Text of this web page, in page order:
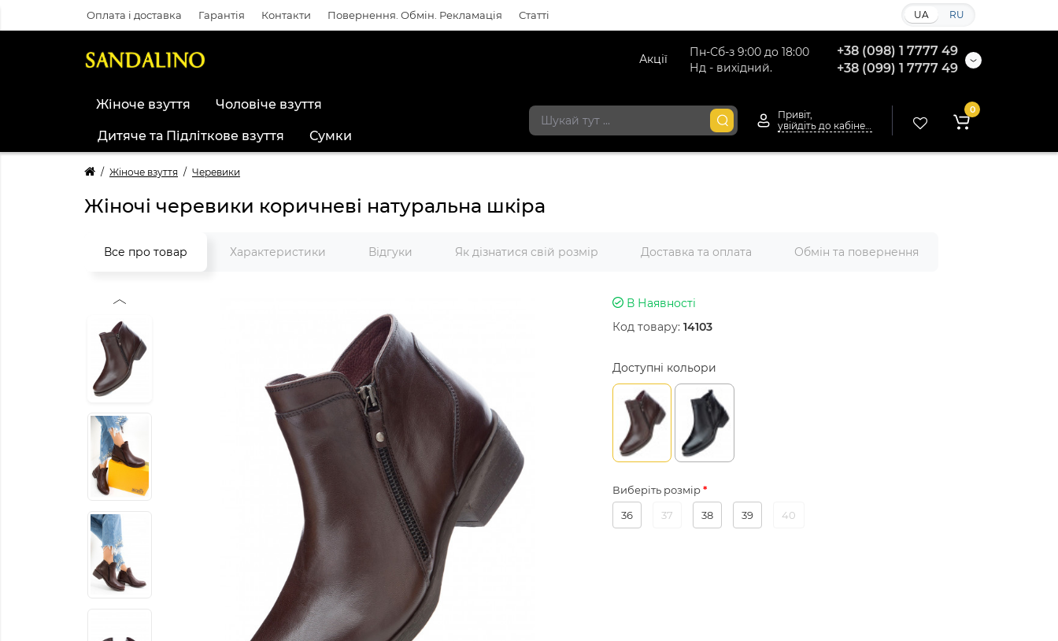
Оплата і доставка Гарантія Контакти Повернення. Обмін. Рекламація Статті UA RU
Пн-Сб-з 9:00 до 18:00
Нд - вихідний.
+38 (098) 1 7777 49
+38 (099) 1 7777 49
Акції
Жіноче взуття Чоловіче взуття
Дитяче та Підліткове взуття Сумки
Привіт,
0
Жіноче взуття Черевики
Жіночі черевики коричневі натуральна шкіра
Все про товар Характеристики Відгуки Як дізнатися свій розмір Доставка та оплата Обмін та повернення
В Наявності
Код товару: 14103
Доступні кольори
Виберіть розмір
36
37 38 39 40